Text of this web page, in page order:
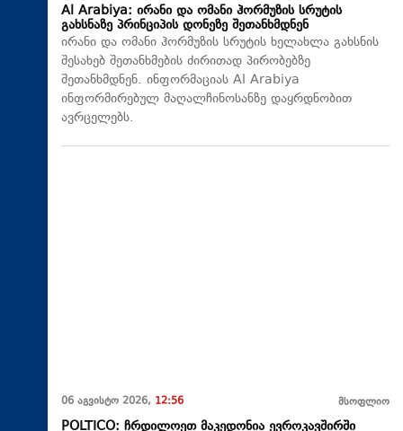
Al Arabiya: ირანი და ომანი ჰორმუზის სრუტის
გახსნაზე პრინციპის დონეზე შეთანხმდნენ
ირანი და ომანი ჰორმუზის სრუტის ხელახლა გახსნის
შესახებ შეთანხმების ძირითად პირობებზე
შეთანხმდნენ. ინფორმაციას Al Arabiya
ინფორმირებულ მაღალჩინოსანზე დაყრდნობით
ავრცელებს.
06 აგვისტო 2026, 12:56 მსოფლიო
POLTICO: ჩრდილოეთ მაკედონია ევროკავშირში